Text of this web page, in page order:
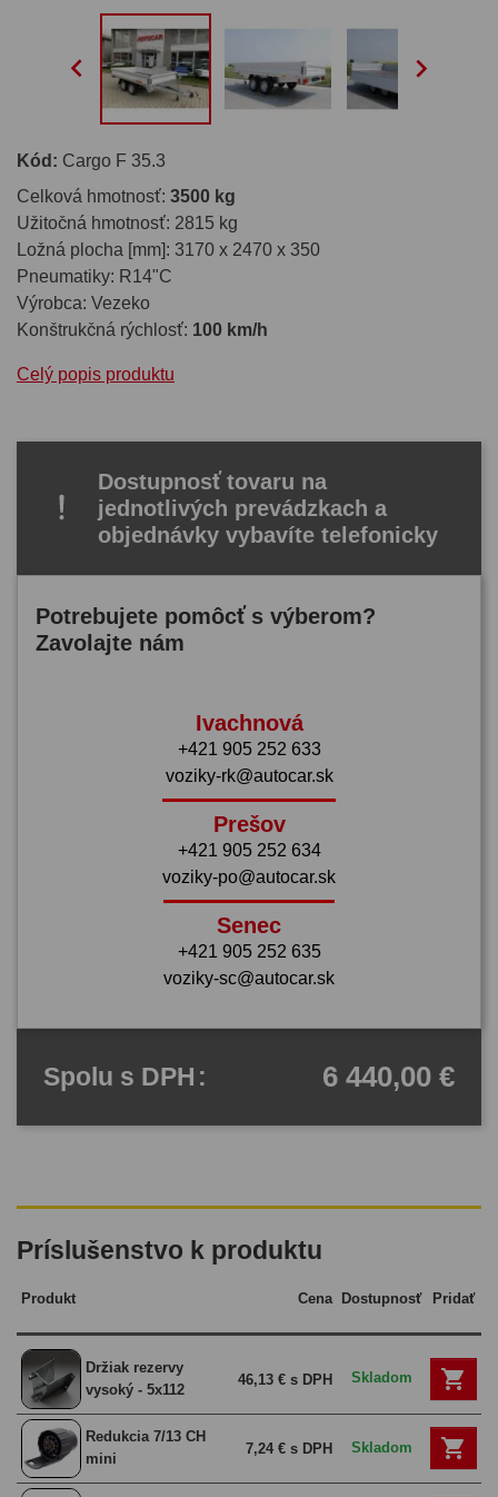
 
Kód: Cargo F 35.3
Celková hmotnosť: 3500 kg
Užitočná hmotnosť: 2815 kg
Ložná plocha [mm]: 3170 x 2470 x 350
Pneumatiky: R14"C
Výrobca: Vezeko
Konštrukčná rýchlosť: 100 km/h
Celý popis produktu
Dostupnosť tovaru na
jednotlivých prevádzkach a
objednávky vybavíte telefonicky
Potrebujete pomôcť s výberom?
Zavolajte nám
Ivachnová
+421 905 252 633
voziky-rk@autocar.sk
Prešov
+421 905 252 634
voziky-po@autocar.sk
Senec
+421 905 252 635
voziky-sc@autocar.sk
Spolu s DPH: 6 440,00 €
Príslušenstvo k produktu
Produkt Cena Dostupnosť Pridať
Držiak rezervy
vysoký - 5x112
46,13 € s DPH Skladom 
Redukcia 7/13 CH
mini
7,24 € s DPH Skladom 